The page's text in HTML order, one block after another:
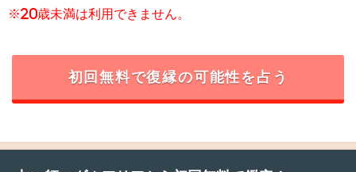
※20歳未満は利用できません。
初回無料で復縁の可能性を占う